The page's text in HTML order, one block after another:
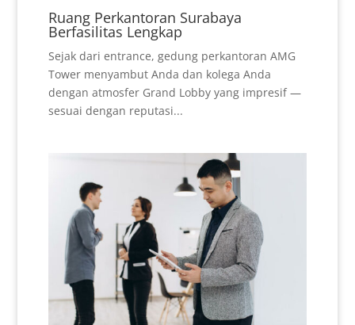
Ruang Perkantoran Surabaya
Berfasilitas Lengkap
Sejak dari entrance, gedung perkantoran AMG
Tower menyambut Anda dan kolega Anda
dengan atmosfer Grand Lobby yang impresif —
sesuai dengan reputasi...